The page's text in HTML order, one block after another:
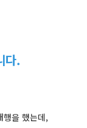
다.
행을 했는데,